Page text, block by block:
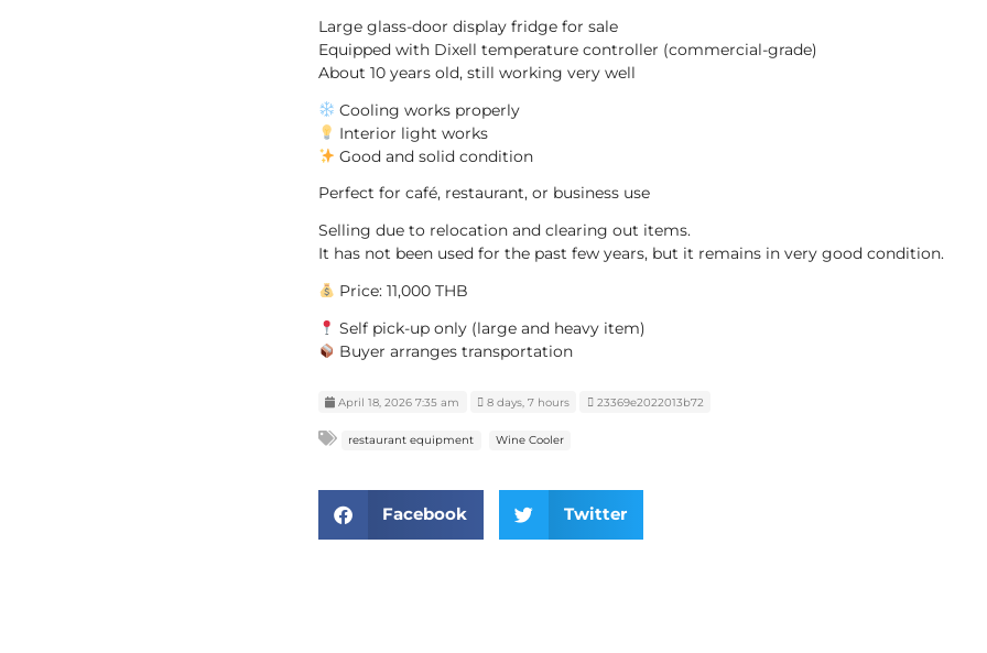
Large glass-door display fridge for sale
Equipped with Dixell temperature controller (commercial-grade)
About 10 years old, still working very well
Cooling works properly
Interior light works
Good and solid condition
Perfect for café, restaurant, or business use
Selling due to relocation and clearing out items.
It has not been used for the past few years, but it remains in very good condition.
Price: 11,000 THB
Self pick-up only (large and heavy item)
Buyer arranges transportation
April 18, 2026 7:35 am 8 days, 7 hours 23369e2022013b72
restaurant equipment Wine Cooler
Facebook Twitter